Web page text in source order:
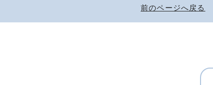
前のページへ戻る